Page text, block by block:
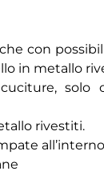
con
in metallo
solo
rivestiti.